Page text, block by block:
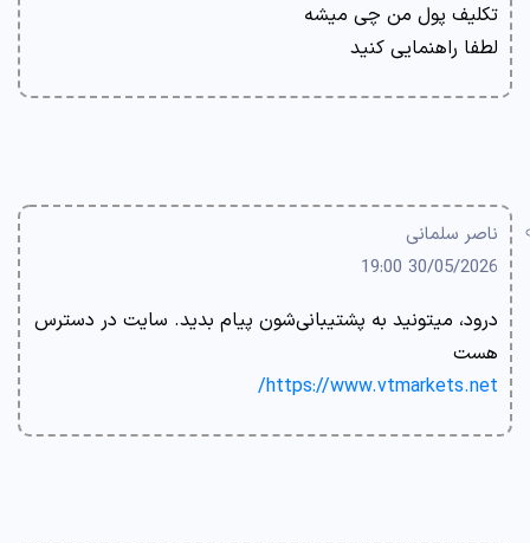
تکلیف پول من چی میشه
لطفا راهنمایی کنید
ناصر سلمانی
30/05/2026 19:00
درود، میتونید به پشتیبانی‌شون پیام بدید. سایت در دسترس
هست
https://www.vtmarkets.net/